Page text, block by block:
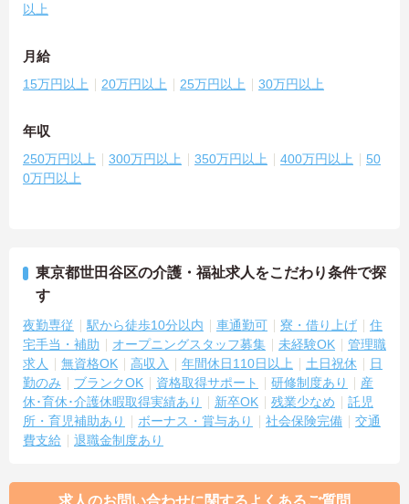
以上
月給
15万円以上 20万円以上 25万円以上 30万円以上
年収
250万円以上 300万円以上 350万円以上 400万円以上
50
0万円以上
東京都世田谷区の介護・福祉求人をこだわり条件で探
す
夜勤専従 駅から徒歩10分以内 車通勤可 寮・借り上げ
住
宅手当・補助
オープニングスタッフ募集 未経験OK
管理職
求人
無資格OK 高収入 年間休日110日以上 土日祝休
日
勤のみ
ブランクOK 資格取得サポート 研修制度あり
産
休･育休･介護休暇取得実績あり
新卒OK 残業少なめ
託児
所・育児補助あり
ボーナス・賞与あり 社会保険完備
交通
費支給
退職金制度あり
求人のお問い合わせに関するよくあるご質問